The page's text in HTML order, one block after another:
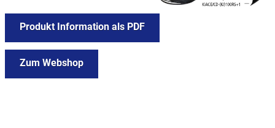
Produkt Information als PDF
Zum Webshop